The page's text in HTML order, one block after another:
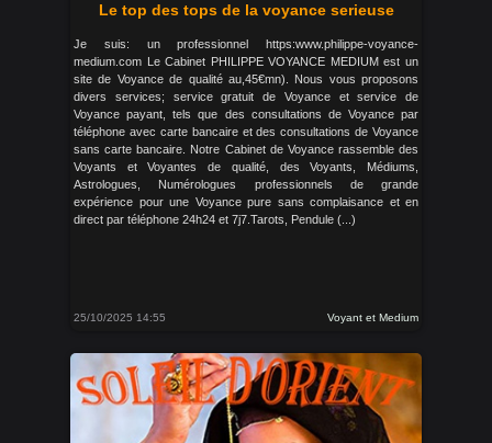
Le top des tops de la voyance serieuse
Je suis: un professionnel https:www.philippe-voyance-
medium.com Le Cabinet PHILIPPE VOYANCE MEDIUM est un
site de Voyance de qualité au,45€mn). Nous vous proposons
divers services; service gratuit de Voyance et service de
Voyance payant, tels que des consultations de Voyance par
téléphone avec carte bancaire et des consultations de Voyance
sans carte bancaire. Notre Cabinet de Voyance rassemble des
Voyants et Voyantes de qualité, des Voyants, Médiums,
Astrologues, Numérologues professionnels de grande
expérience pour une Voyance pure sans complaisance et en
direct par téléphone 24h24 et 7j7.Tarots, Pendule (...)
25/10/2025 14:55 Voyant et Medium